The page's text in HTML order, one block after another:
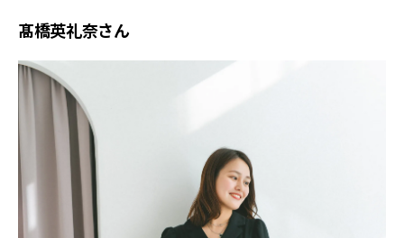
髙橋英礼奈さん